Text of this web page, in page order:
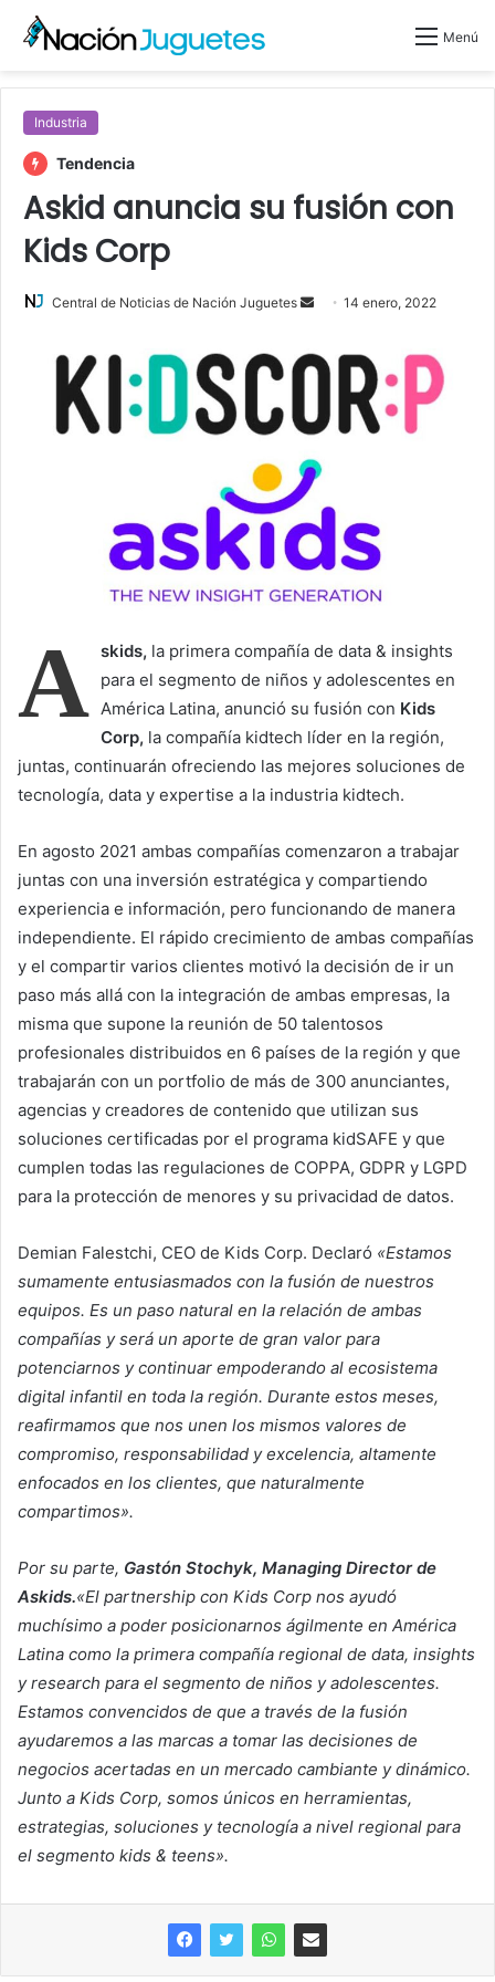
Menú
Industria
Tendencia
Askid anuncia su fusión con
Kids Corp
Central de Noticias de Nación Juguetes
n
n
e
a
i
l
14 enero, 2022
A skids, la primera compañía de data & insights
para el segmento de niños y adolescentes en
América Latina, anunció su fusión con Kids
Corp, la compañía kidtech líder en la región,
juntas, continuarán ofreciendo las mejores soluciones de
tecnología, data y expertise a la industria kidtech.
En agosto 2021 ambas compañías comenzaron a trabajar
juntas con una inversión estratégica y compartiendo
experiencia e información, pero funcionando de manera
independiente. El rápido crecimiento de ambas compañías
y el compartir varios clientes motivó la decisión de ir un
paso más allá con la integración de ambas empresas, la
misma que supone la reunión de 50 talentosos
profesionales distribuidos en 6 países de la región y que
trabajarán con un portfolio de más de 300 anunciantes,
agencias y creadores de contenido que utilizan sus
soluciones certificadas por el programa kidSAFE y que
cumplen todas las regulaciones de COPPA, GDPR y LGPD
para la protección de menores y su privacidad de datos.
Demian Falestchi, CEO de Kids Corp. Declaró «Estamos
sumamente entusiasmados con la fusión de nuestros
equipos. Es un paso natural en la relación de ambas
compañías y será un aporte de gran valor para
potenciarnos y continuar empoderando al ecosistema
digital infantil en toda la región. Durante estos meses,
reafirmamos que nos unen los mismos valores de
compromiso, responsabilidad y excelencia, altamente
enfocados en los clientes, que naturalmente
compartimos».
Por su parte, Gastón Stochyk, Managing Director de
Askids.«El partnership con Kids Corp nos ayudó
muchísimo a poder posicionarnos ágilmente en América
Latina como la primera compañía regional de data, insights
y research para el segmento de niños y adolescentes.
Estamos convencidos de que a través de la fusión
ayudaremos a las marcas a tomar las decisiones de
negocios acertadas en un mercado cambiante y dinámico.
Junto a Kids Corp, somos únicos en herramientas,
estrategias, soluciones y tecnología a nivel regional para
el segmento kids & teens».